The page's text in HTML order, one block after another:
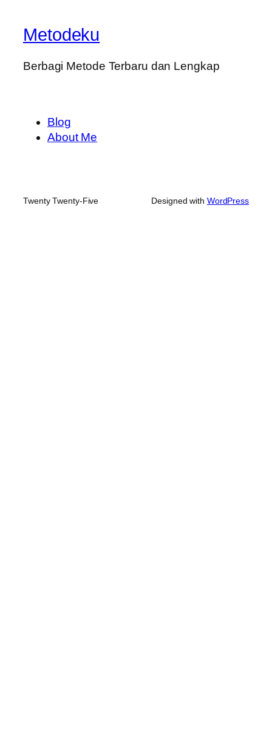
Metodeku
Berbagi Metode Terbaru dan Lengkap
Blog
About Me
Twenty Twenty-Five Designed with WordPress